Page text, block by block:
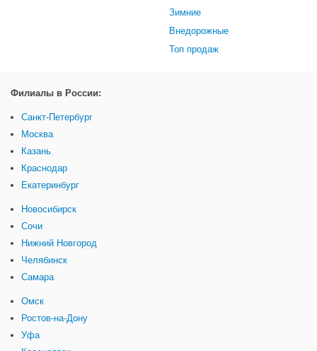
Зимние
Внедорожные
Топ продаж
Филиалы в России:
Санкт-Петербург
Москва
Казань
Краснодар
Екатеринбург
Новосибирск
Сочи
Нижний Новгород
Челябинск
Самара
Омск
Ростов-на-Дону
Уфа